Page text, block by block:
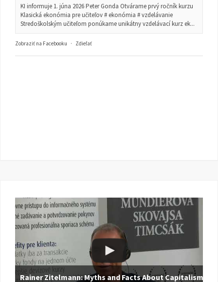
KI informuje 1. júna 2026 Peter Gonda Otvárame prvý ročník kurzu
Klasická ekonómia pre učiteľov # ekonómia # vzdelávanie
Stredoškolským učiteľom ponúkame unikátny vzdelávací kurz ek...
Zobraziť na Facebooku · Zdieľať
Rainer Zitelmann: Myths and Facts About Capitalism |